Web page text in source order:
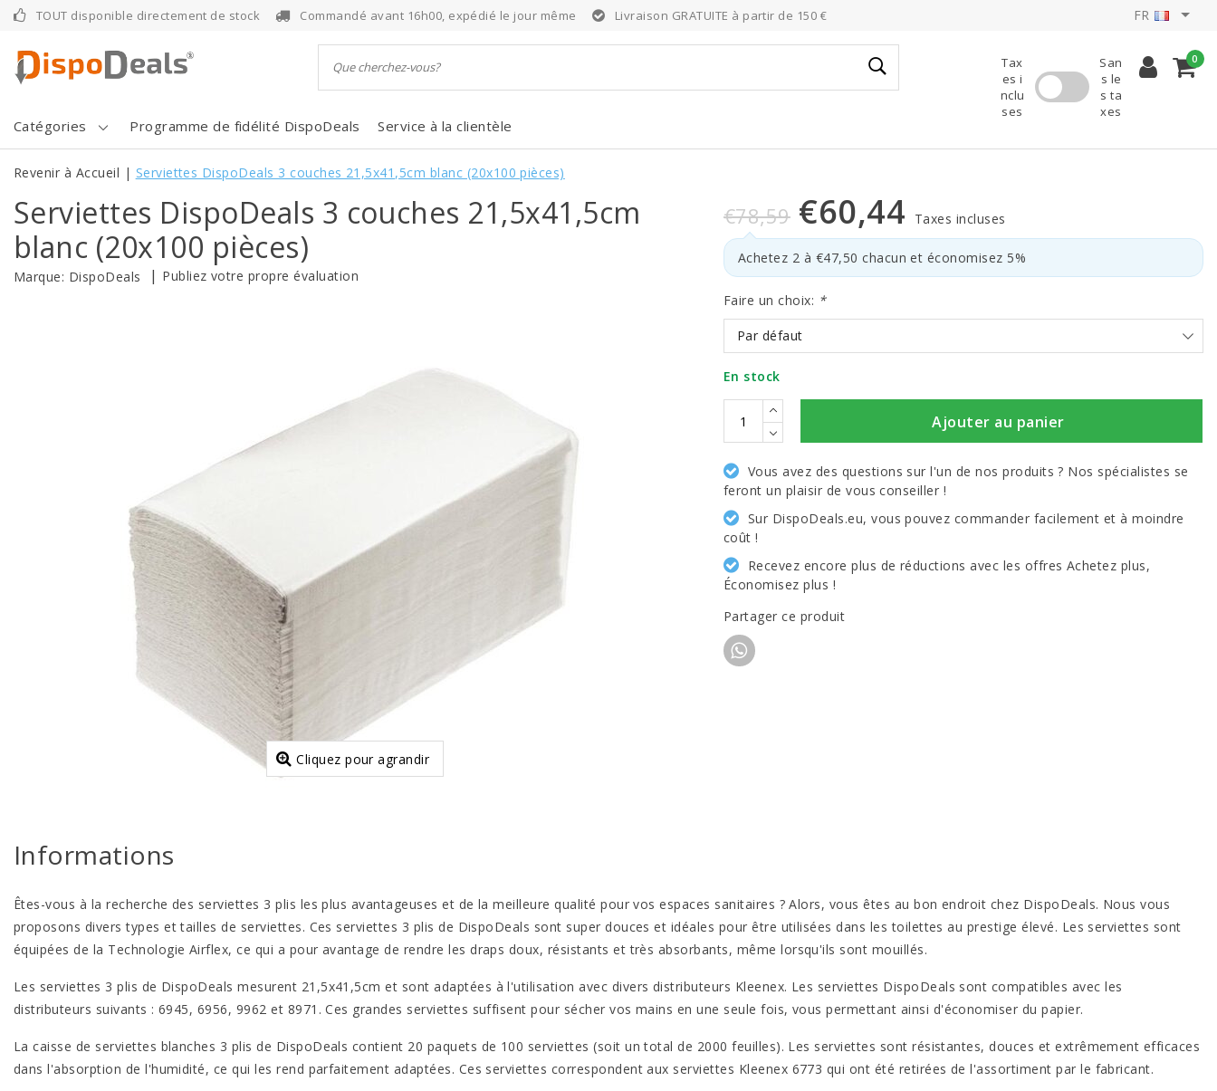
TOUT disponible directement de stock Commandé avant 16h00, expédié le jour même Livraison GRATUITE à partir de 150 € FR
Tax
es i
nclu
ses
San
s le
s ta
xes
0
Catégories Programme de fidélité DispoDeals Service à la clientèle
Revenir à Accueil | Serviettes DispoDeals 3 couches 21,5x41,5cm blanc (20x100 pièces)
Serviettes DispoDeals 3 couches 21,5x41,5cm
blanc (20x100 pièces)
Marque: DispoDeals | Publiez votre propre évaluation
Cliquez pour agrandir
€78,59 €60,44 Taxes incluses
Achetez 2 à €47,50 chacun et économisez 5%
Faire un choix: *
Par défaut
En stock
Ajouter au panier
Vous avez des questions sur l'un de nos produits ? Nos spécialistes se
feront un plaisir de vous conseiller !
Sur DispoDeals.eu, vous pouvez commander facilement et à moindre
coût !
Recevez encore plus de réductions avec les offres Achetez plus,
Économisez plus !
Partager ce produit
Informations
Êtes-vous à la recherche des serviettes 3 plis les plus avantageuses et de la meilleure qualité pour vos espaces sanitaires ? Alors, vous êtes au bon endroit chez DispoDeals. Nous vous
proposons divers types et tailles de serviettes. Ces serviettes 3 plis de DispoDeals sont super douces et idéales pour être utilisées dans les toilettes au prestige élevé. Les serviettes sont
équipées de la Technologie Airflex, ce qui a pour avantage de rendre les draps doux, résistants et très absorbants, même lorsqu'ils sont mouillés.
Les serviettes 3 plis de DispoDeals mesurent 21,5x41,5cm et sont adaptées à l'utilisation avec divers distributeurs Kleenex. Les serviettes DispoDeals sont compatibles avec les
distributeurs suivants : 6945, 6956, 9962 et 8971. Ces grandes serviettes suffisent pour sécher vos mains en une seule fois, vous permettant ainsi d'économiser du papier.
La caisse de serviettes blanches 3 plis de DispoDeals contient 20 paquets de 100 serviettes (soit un total de 2000 feuilles). Les serviettes sont résistantes, douces et extrêmement efficaces
dans l'absorption de l'humidité, ce qui les rend parfaitement adaptées. Ces serviettes correspondent aux serviettes Kleenex 6773 qui ont été retirées de l'assortiment par le fabricant.